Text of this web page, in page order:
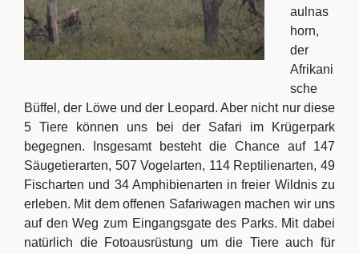
aulnas
horn,
der
Afrikani
sche
Büffel, der Löwe und der Leopard. Aber nicht nur diese
5 Tiere können uns bei der Safari im Krügerpark
begegnen. Insgesamt besteht die Chance auf 147
Säugetierarten, 507 Vogelarten, 114 Reptilienarten, 49
Fischarten und 34 Amphibienarten in freier Wildnis zu
erleben. Mit dem offenen Safariwagen machen wir uns
auf den Weg zum Eingangsgate des Parks. Mit dabei
natürlich die Fotoausrüstung um die Tiere auch für